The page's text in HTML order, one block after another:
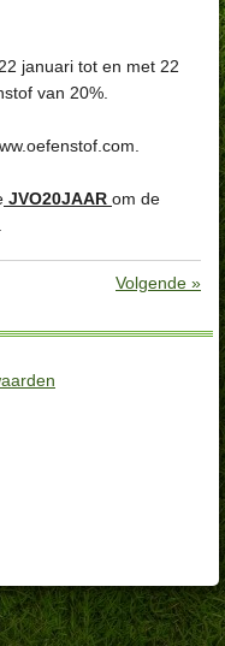
januari tot en met 22
van 20%.
JVO20JAAR om de
Volgende »